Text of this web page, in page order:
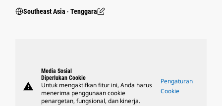
Southeast Asia ‧ Tenggara
warning
Media Sosial
Diperlukan Cookie
Untuk mengaktifkan fitur ini, Anda harus
menerima penggunaan cookie
penargetan, fungsional, dan kinerja.
Pengaturan
Cookie